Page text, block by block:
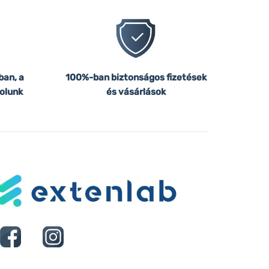
a
100%-ban biztonságos fizetések
és vásárlások